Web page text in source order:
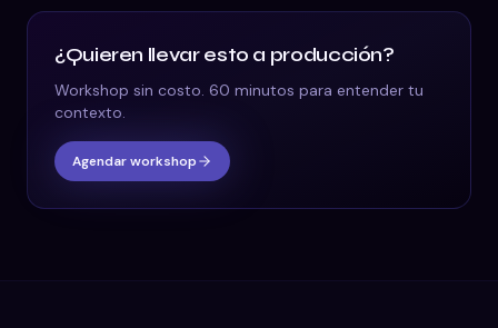
¿Quieren llevar esto a producción?
Workshop sin costo. 60 minutos para entender tu
contexto.
Agendar workshop